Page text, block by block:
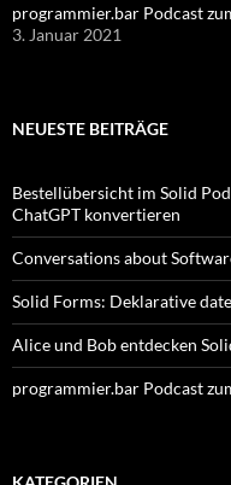
programmier.bar Podcast
3. Januar 2021
NEUESTE BEITRÄGE
Bestellübersicht im Solid
ChatGPT konvertieren
Conversations about
Solid Forms: Deklarative
Alice und Bob entdecken
programmier.bar Podcast